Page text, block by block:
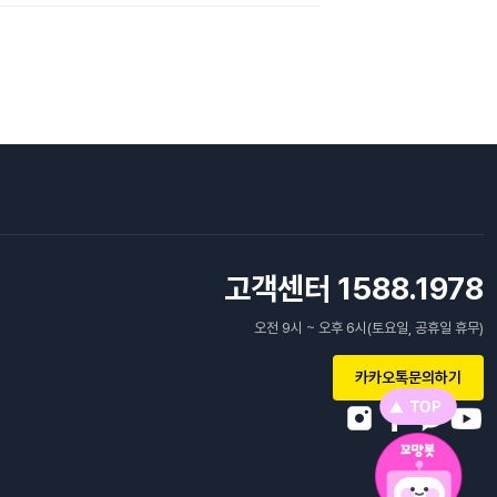
고객센터 1588.1978
오전 9시 ~ 오후 6시(토요일, 공휴일 휴무)
카카오톡문의하기